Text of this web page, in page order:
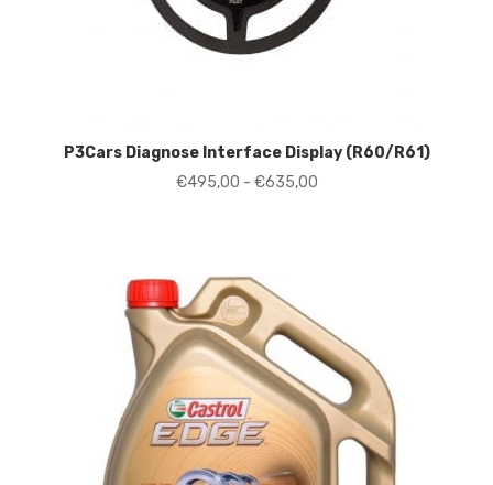
P3Cars Diagnose Interface Display (R60/R61)
€495,00 - €635,00Prijsklasse: